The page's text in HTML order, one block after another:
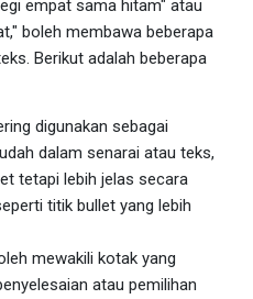
empat sama hitam" atau
boleh membawa beberapa
Berikut adalah beberapa
digunakan sebagai
dalam senarai atau teks,
tetapi lebih jelas secara
titik bullet yang lebih
mewakili kotak yang
atau pemilihan